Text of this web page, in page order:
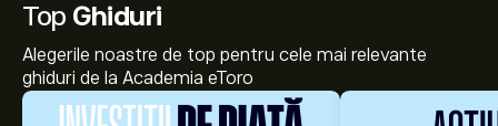
Top Ghiduri
Alegerile noastre de top pentru cele mai relevante
ghiduri de la Academia eToro